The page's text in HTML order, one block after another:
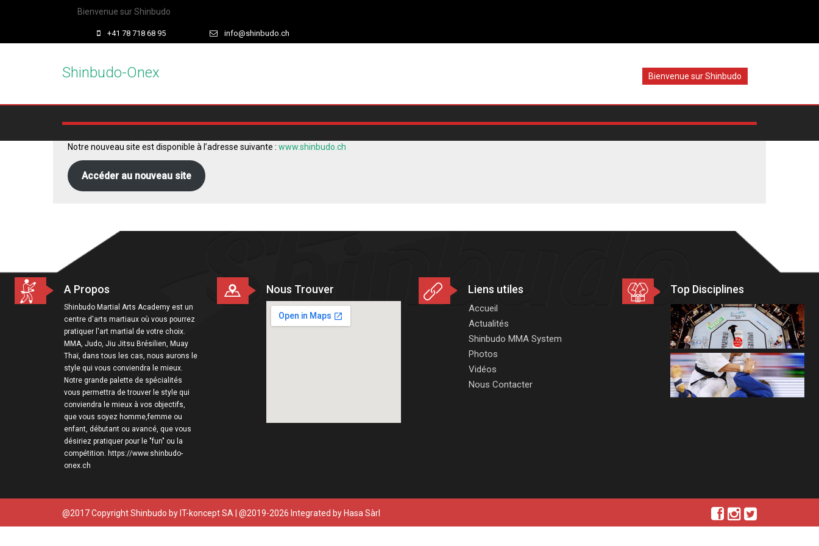
Bienvenue sur Shinbudo
+41 78 718 68 95 info@shinbudo.ch
Shinbudo-Onex Bienvenue sur Shinbudo
Notre nouveau site est disponible à l’adresse suivante : www.shinbudo.ch
Accéder au nouveau site
A Propos
Shinbudo Martial Arts Academy est un
centre d'arts martiaux où vous pourrez
pratiquer l'art martial de votre choix.
MMA, Judo, Jiu Jitsu Brésilien, Muay
Thaï, dans tous les cas, nous aurons le
style qui vous conviendra le mieux.
Notre grande palette de spécialités
vous permettra de trouver le style qui
conviendra le mieux à vos objectifs,
que vous soyez homme,femme ou
enfant, débutant ou avancé, que vous
désiriez pratiquer pour le "fun" ou la
compétition. https://www.shinbudo-
onex.ch
Nous Trouver Liens utiles
Accueil
Actualités
Shinbudo MMA System
Photos
Vidéos
Nous Contacter
Top Disciplines
@2017 Copyright Shinbudo by IT-koncept SA | @2019-2026 Integrated by Hasa Sàrl